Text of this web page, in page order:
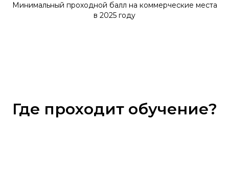
Минимальный проходной балл на коммерческие места
в 2025 году
Где проходит обучение?